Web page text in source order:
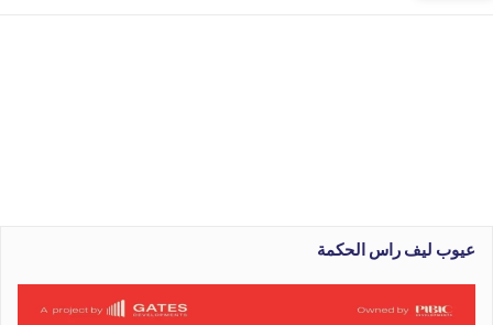
عيوب ليف راس الحكمة